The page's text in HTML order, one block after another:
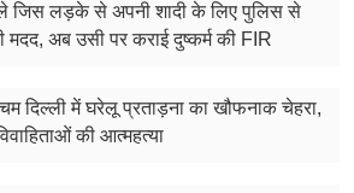
जिस लड़के से अपनी शादी के लिए पुलिस से
मदद, अब उसी पर कराई दुष्कर्म की FIR
दिल्ली में घरेलू प्रताड़ना का खौफनाक चेहरा,
की आत्महत्या